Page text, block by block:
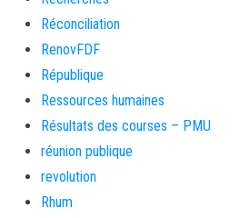
Réconciliation
RenovFDF
République
Ressources humaines
Résultats des courses – PMU
réunion publique
revolution
Rhum